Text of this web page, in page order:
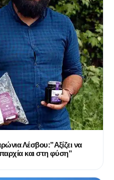
Λέσβου:”Αξίζει να
και στη φύση”